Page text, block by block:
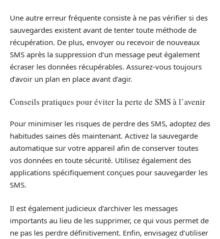
Une autre erreur fréquente consiste à ne pas vérifier si des
sauvegardes existent avant de tenter toute méthode de
récupération. De plus, envoyer ou recevoir de nouveaux
SMS après la suppression d’un message peut également
écraser les données récupérables. Assurez-vous toujours
d’avoir un plan en place avant d’agir.
Conseils pratiques pour éviter la perte de SMS à l’avenir
Pour minimiser les risques de perdre des SMS, adoptez des
habitudes saines dès maintenant. Activez la sauvegarde
automatique sur votre appareil afin de conserver toutes
vos données en toute sécurité. Utilisez également des
applications spécifiquement conçues pour sauvegarder les
SMS.
Il est également judicieux d’archiver les messages
importants au lieu de les supprimer, ce qui vous permet de
ne pas les perdre définitivement. Enfin, envisagez d’utiliser